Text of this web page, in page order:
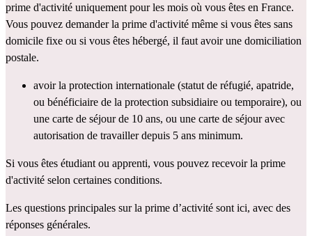
prime d'activité uniquement pour les mois où vous êtes en France.
Vous pouvez demander la prime d'activité même si vous êtes sans
domicile fixe ou si vous êtes hébergé, il faut avoir une domiciliation
postale.
avoir la protection internationale (statut de réfugié, apatride,
ou bénéficiaire de la protection subsidiaire ou temporaire), ou
une carte de séjour de 10 ans, ou une carte de séjour avec
autorisation de travailler depuis 5 ans minimum.
Si vous êtes étudiant ou apprenti, vous pouvez recevoir la prime
d'activité selon certaines conditions.
Les questions principales sur la prime d’activité sont ici, avec des
réponses générales.